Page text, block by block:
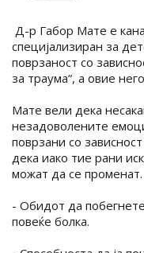
Д-р Габор Мате е
специјализиран за
поврзаност со
за траума“, а овие
Мате вели дека
незадоволените
поврзани со
дека иако тие рани
можат да се променат.
- Обидот да
повеќе болка.